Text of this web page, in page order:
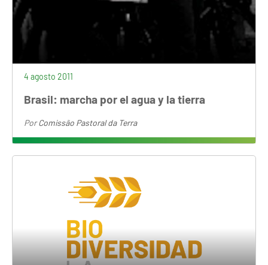
4 agosto 2011
Brasil: marcha por el agua y la tierra
PorComissão Pastoral da Terra